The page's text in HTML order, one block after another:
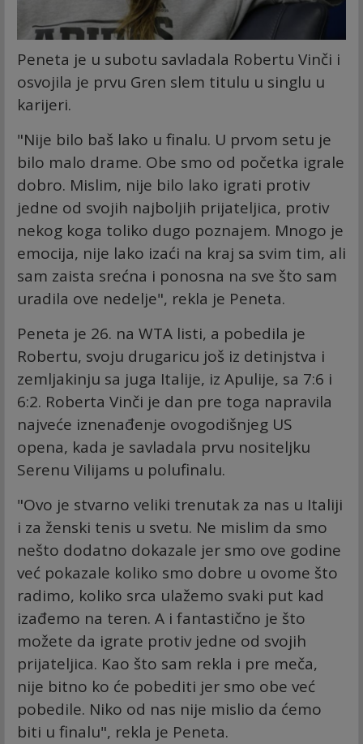
Peneta je u subotu savladala Robertu Vinči i
osvojila je prvu Gren slem titulu u singlu u
karijeri.
"Nije bilo baš lako u finalu. U prvom setu je
bilo malo drame. Obe smo od početka igrale
dobro. Mislim, nije bilo lako igrati protiv
jedne od svojih najboljih prijateljica, protiv
nekog koga toliko dugo poznajem. Mnogo je
emocija, nije lako izaći na kraj sa svim tim, ali
sam zaista srećna i ponosna na sve što sam
uradila ove nedelje", rekla je Peneta.
Peneta je 26. na WTA listi, a pobedila je
Robertu, svoju drugaricu još iz detinjstva i
zemljakinju sa juga Italije, iz Apulije, sa 7:6 i
6:2. Roberta Vinči je dan pre toga napravila
najveće iznenađenje ovogodišnjeg US
opena, kada je savladala prvu nositeljku
Serenu Vilijams u polufinalu.
"Ovo je stvarno veliki trenutak za nas u Italiji
i za ženski tenis u svetu. Ne mislim da smo
nešto dodatno dokazale jer smo ove godine
već pokazale koliko smo dobre u ovome što
radimo, koliko srca ulažemo svaki put kad
izađemo na teren. A i fantastično je što
možete da igrate protiv jedne od svojih
prijateljica. Kao što sam rekla i pre meča,
nije bitno ko će pobediti jer smo obe već
pobedile. Niko od nas nije mislio da ćemo
biti u finalu", rekla je Peneta.